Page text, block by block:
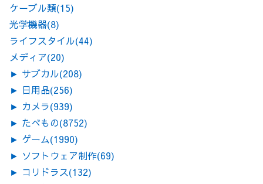
ケーブル類(15)
光学機器(8)
ライフスタイル(44)
メディア(20)
► サブカル(208)
► 日用品(256)
► カメラ(939)
► たべもの(8752)
► ゲーム(1990)
► ソフトウェア制作(69)
► コリドラス(132)